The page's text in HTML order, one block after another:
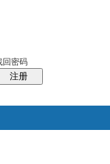
回密码
注册